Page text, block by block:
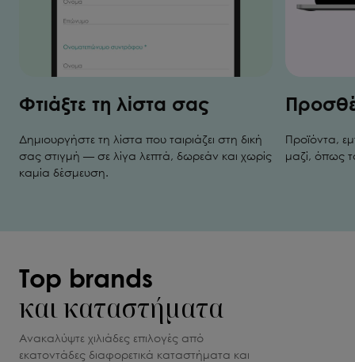
Φτιάξτε τη λίστα σας
Δημιουργήστε τη λίστα που ταιριάζει στη δική
σας στιγμή — σε λίγα λεπτά, δωρεάν και χωρίς
καμία δέσμευση.
Προϊόντα,
μαζί, όπως
Top brands
και καταστήματα
Ανακαλύψτε χιλιάδες επιλογές από
εκατοντάδες διαφορετικά καταστήματα και